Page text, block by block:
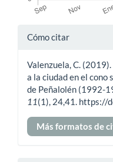
Detalles
artículo
Cómo citar
Valenzuela, C.
a la ciudad en el cono
de Peñalolén (1992-
11(1), 24,41. https://
Más formatos de